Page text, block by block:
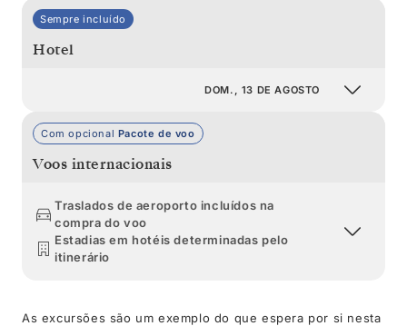
Sempre incluído
Hotel
DOM., 13 DE AGOSTO
Com opcional Pacote de voo
Voos internacionais
Traslados de aeroporto incluídos na
compra do voo
Estadias em hotéis determinadas pelo
itinerário
As excursões são um exemplo do que espera por si nesta